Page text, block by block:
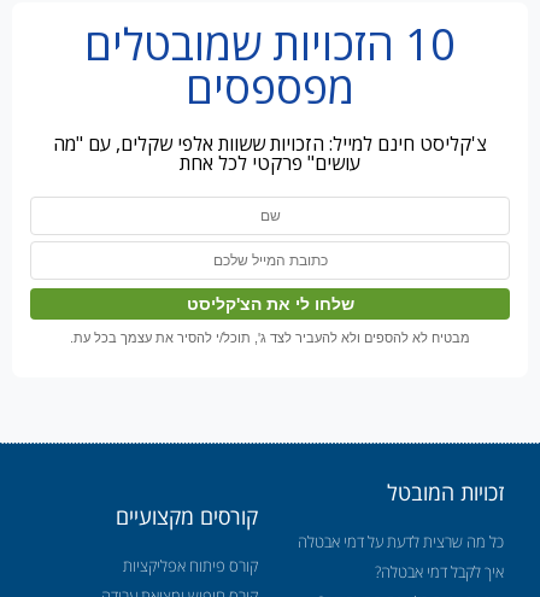
10 הזכויות שמובטלים
מפספסים
צ'קליסט חינם למייל: הזכויות ששוות אלפי שקלים, עם "מה
עושים" פרקטי לכל אחת
מבטיח לא להספים ולא להעביר לצד ג', תוכל/י להסיר את עצמך בכל עת.
זכויות המובטל
כל מה שרצית לדעת על דמי אבטלה
איך לקבל דמי אבטלה?
קורסים מקצועיים
קורס פיתוח אפליקציות